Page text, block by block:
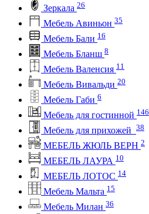
Зеркала 26
Мебель Авиньон 35
Мебель Бали 16
Мебель Бланш 8
Мебель Валенсия 11
Мебель Вивальди 20
Мебель Габи 6
Мебель для гостинной 146
Мебель для прихожей 38
МЕБЕЛЬ ЖЮЛЬ ВЕРН 2
МЕБЕЛЬ ЛАУРА 10
МЕБЕЛЬ ЛОТОС 14
Мебель Мальта 15
Мебель Милан 36